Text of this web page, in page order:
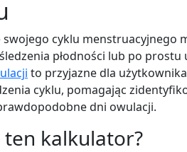
cyklu menstruacyjnego
płodności lub po
to przyjazne dla
cyklu, pomagając
dni owulacji.
ten kalkulator?